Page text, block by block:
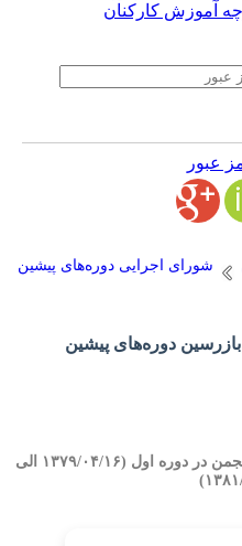
آموزش کارکنان
عبور
شورای اجرایی دوره‌های پیشین
دوره‌های پیشین
اعضای شورای اجرایی و بازرسین انجمن در دوره اول (۱۳۷۹/۰۴/۱۶ الی
۰۲)